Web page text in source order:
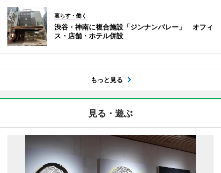
暮らす・働く
渋谷・神南に複合施設「ジンナンバレー」 オフィ
ス・店舗・ホテル併設
もっと見る
見る・遊ぶ